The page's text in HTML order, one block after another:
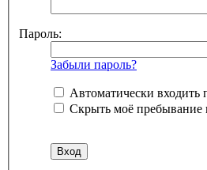
Пароль:
Забыли пароль?
Автоматически
Скрыть моё пребывание